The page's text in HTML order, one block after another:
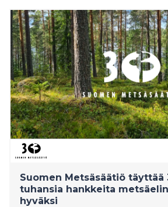
Suomen Metsäsäätiö täyttää
tuhansia hankkeita
hyväksi